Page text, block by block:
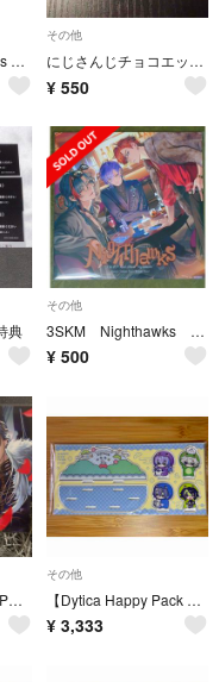
星川サラ Luminous Marriag OS特典
その他
にじさんじチョコエッグ＋2弾 宇佐美リト アクリルスタンド シール アクスタ
¥ 550
典
その他
3SKM Nighthawks 特典のみ
¥ 500
にじさんじ 葛葉 POPUP フォトカード
その他
【Dytica Happy Pack 2025】アクリルジオラマ
¥ 3,333